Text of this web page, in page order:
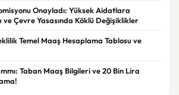
Onayladı: Yüksek Aidatlara
ve Çevre Yasasında Köklü Değişiklikler
Temel Maaş Hesaplama Tablosu ve
Taban Maaş Bilgileri ve 20 Bin Lira